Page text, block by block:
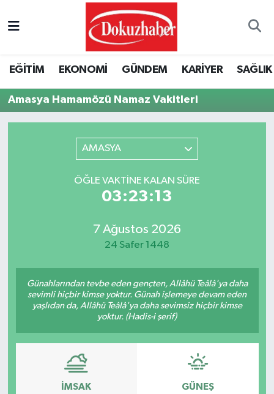
EĞİTİM EKONOMİ GÜNDEM KARİYER SAĞLIK
Amasya Hamamözü Namaz Vakitleri
AMASYA
ÖĞLE VAKTINE KALAN SÜRE
03:23:13
7 Ağustos 2026
24 Safer 1448
Günahlarından tevbe eden gençten, Allâhü Teâlâ'ya daha
sevimli hiçbir kimse yoktur. Günah işlemeye devam eden
yaşlıdan da, Allâhü Teâlâ'ya daha sevimsiz hiçbir kimse
yoktur. (Hadis-i şerif)
İMSAK GÜNEŞ
Tüm Manşetler